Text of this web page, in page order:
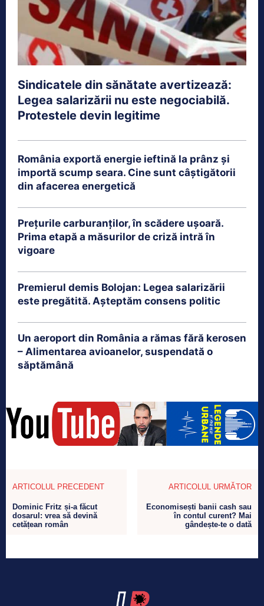
Sindicatele din sănătate avertizează:
Legea salarizării nu este negociabilă.
Protestele devin legitime
România exportă energie ieftină la prânz și
importă scump seara. Cine sunt câștigătorii
din afacerea energetică
Prețurile carburanților, în scădere ușoară.
Prima etapă a măsurilor de criză intră în
vigoare
Premierul demis Bolojan: Legea salarizării
este pregătită. Așteptăm consens politic
Un aeroport din România a rămas fără kerosen
– Alimentarea avioanelor, suspendată o
săptămână
ARTICOLUL PRECEDENT
Dominic Fritz și-a făcut
dosarul: vrea să devină
cetățean român
ARTICOLUL URMĂTOR
Economisești banii cash sau
în contul curent? Mai
gândește-te o dată